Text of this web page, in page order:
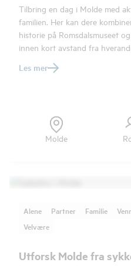
Tilbring en dag i Molde med
familien. Her kan dere
historie på Romsdalsmuseet
innen kort avstand fra
Les mer
Molde
Alene Partner Familie
Velvære
Utforsk Molde fra